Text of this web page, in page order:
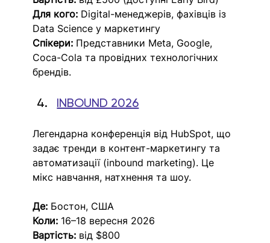
Для кого: Digital-менеджерів, фахівців із
Data Science у маркетингу
Спікери: Представники Meta, Google,
Coca-Cola та провідних технологічних
брендів.
INBOUND 2026
Легендарна конференція від HubSpot, що
задає тренди в контент-маркетингу та
автоматизації (inbound marketing). Це
мікс навчання, натхнення та шоу.
Де: Бостон, США
Коли: 16–18 вересня 2026
Вартість: від $800